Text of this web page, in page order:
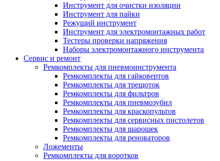
Инструмент для очистки изоляции
Инструмент для пайки
Режущий инструмент
Инструмент для электромонтажных работ
Тестеры проверки напряжения
Наборы электромонтажного инструмента
Сервис и ремонт
Ремкомплекты для пневмоинструмента
Ремкомплекты для гайковертов
Ремкомплекты для трещоток
Ремкомплекты для фильтров
Ремкомплекты для пневмозубил
Ремкомплекты для краскопультов
Ремкомплекты для сервисных пистолетов
Ремкомплекты для шарошек
Ремкомплекты для реноваторов
Ложементы
Ремкомплекты для воротков